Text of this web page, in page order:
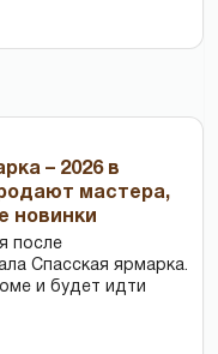
– 2026 в
мастера,
новинки
после
Спасская ярмарка.
и будет идти